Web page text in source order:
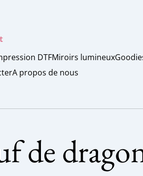
DTFMiroirs lumineux
A propos de nous
de